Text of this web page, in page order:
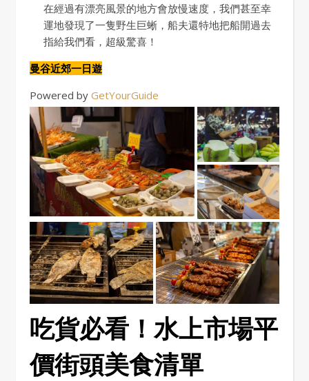
在經過有漂亮風景的地方會放慢速度，我們甚至幸
運地發現了一隻野生巨蜥，船夫還特地把船開過去
指給我們看，超級驚喜！
曼谷近郊一日遊
Powered by GetYourGuide
吃貨必看！水上市場平
價街頭美食清單